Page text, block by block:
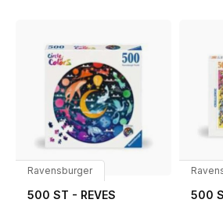
Ravensburger
500 ST - REVES
500